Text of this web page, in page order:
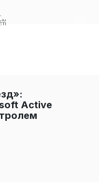
Active